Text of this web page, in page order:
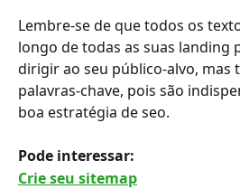
Lembre-se de que todos os
longo de todas as suas landing
dirigir ao seu público-alvo, mas
palavras-chave, pois são
boa estratégia de seo.
Pode interessar:
Crie seu sitemap